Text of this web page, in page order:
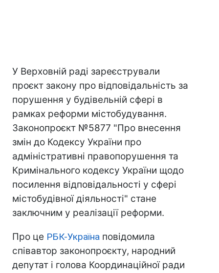
У Верховній раді зареєстрували
проєкт закону про відповідальність за
порушення у будівельній сфері в
рамках реформи містобудування.
Законопроєкт №5877 "Про внесення
змін до Кодексу України про
адміністративні правопорушення та
Кримінального кодексу України щодо
посилення відповідальності у сфері
містобудівної діяльності" стане
заключним у реалізації реформи.
Про це РБК-Україна повідомила
співавтор законопроєкту, народний
депутат і голова Координаційної ради